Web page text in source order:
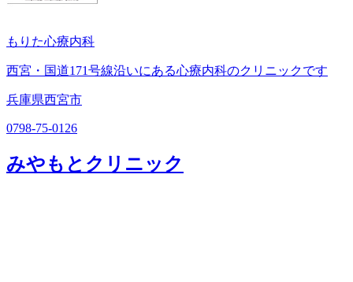
もりた心療内科
西宮・国道171号線沿いにある心療内科のクリニックです
兵庫県西宮市
0798-75-0126
みやもとクリニック